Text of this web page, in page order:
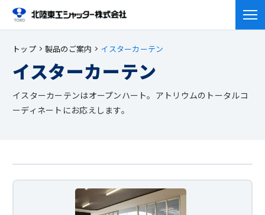
会社概要
事業所紹介
ラジオ
その他開口部商品
重量シャッター保守点検
施工事例TOP
よくある
トップ 製品のご案内 イスターカーテン
イスターカーテン
イスターカーテンはオープンハート。アトリウムのトータルコ
ーディネートにお応えします。